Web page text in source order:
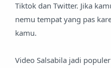
Tiktok dan Twitter. Jika
nemu tempat yang pas
kamu.
Video Salsabila jadi